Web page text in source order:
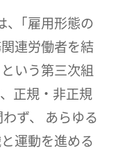
｢雇用形態の
連労働者を結
いう第三次組
正規・非正規
ず、 あらゆる
運動を進める